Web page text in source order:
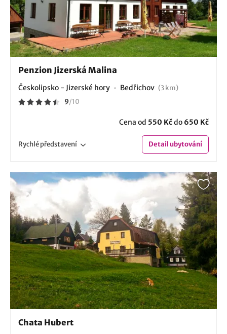
Penzion Jizerská Malina
Českolipsko - Jizerské hory Bedřichov (3 km)
9/10
Cena od 550 Kčdo 650 Kč
Rychlépředstavení Detailubytování
Chata Hubert